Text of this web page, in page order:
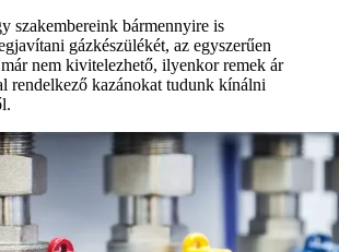
szakembereink bármennyire is
gázkészülékét, az egyszerűen
már nem kivitelezhető, ilyenkor remek ár
rendelkező kazánokat tudunk kínálni